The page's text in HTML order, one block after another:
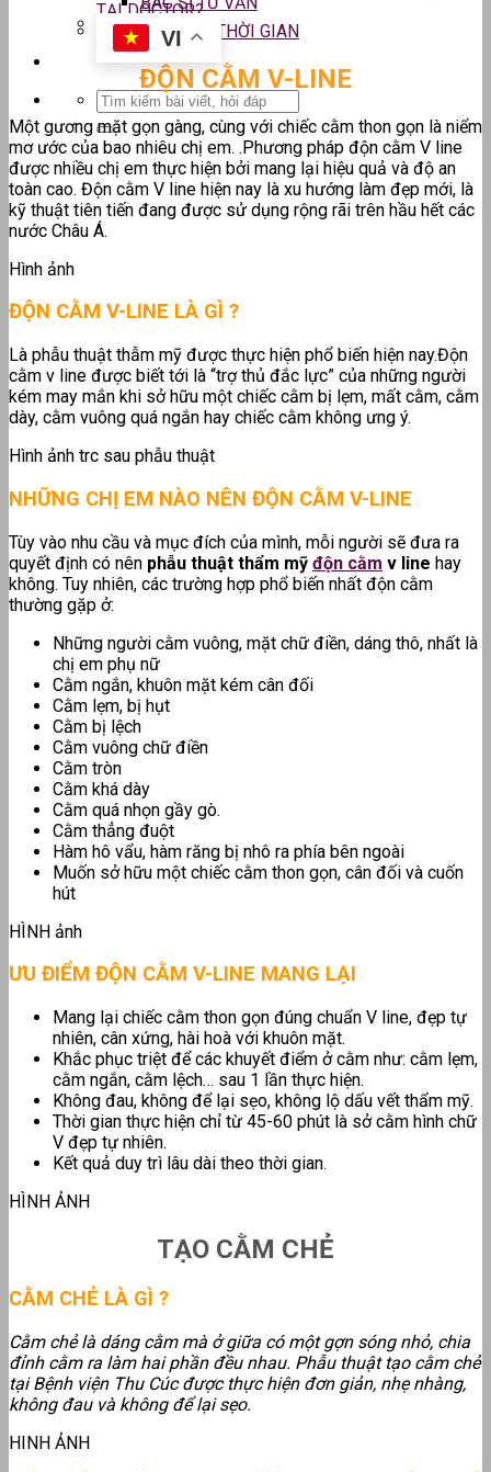
VI
TẠI DOCTOR?
2.6CHI PHÍ VÀ THỜI GIAN
ĐỘN CẰM V-LINE
Một gương mặt gọn gàng, cùng với chiếc cằm thon gọn là niểm
mơ ước của bao nhiêu chị em. .Phương pháp độn cằm V line
được nhiều chị em thực hiện bởi mang lại hiệu quả và độ an
toàn cao. Độn cằm V line hiện nay là xu hướng làm đẹp mới, là
kỹ thuật tiên tiến đang được sử dụng rộng rãi trên hầu hết các
nước Châu Á.
Hình ảnh
ĐỘN CẰM V-LINE LÀ GÌ ?
Là phẫu thuật thẫm mỹ được thực hiện phổ biến hiện nay.Độn
cằm v line được biết tới là “trợ thủ đắc lực” của những người
kém may mắn khi sở hữu một chiếc cằm bị lẹm, mất cằm, cằm
dày, cằm vuông quá ngắn hay chiếc cằm không ưng ý.
Hình ảnh trc sau phẫu thuật
NHỮNG CHỊ EM NÀO NÊN ĐỘN CẰM V-LINE
Tùy vào nhu cầu và mục đích của mình, mỗi người sẽ đưa ra
quyết định có nên phẫu thuật thẩm mỹ độn cằm v line hay
không. Tuy nhiên, các trường hợp phổ biến nhất độn cằm
thường gặp ở:
Những người cằm vuông, mặt chữ điền, dáng thô, nhất là
chị em phụ nữ
Cằm ngắn, khuôn mặt kém cân đối
Cằm lẹm, bị hụt
Cằm bị lệch
Cằm vuông chữ điền
Cằm tròn
Cằm khá dày
Cằm quá nhọn gầy gò.
Cằm thẳng đuột
Hàm hô vẩu, hàm răng bị nhô ra phía bên ngoài
Muốn sở hữu một chiếc cằm thon gọn, cân đối và cuốn
hút
HÌNH ảnh
ƯU ĐIỂM ĐỘN CẰM V-LINE MANG LẠI
Mang lại chiếc cằm thon gọn đúng chuẩn V line, đẹp tự
nhiên, cân xứng, hài hoà với khuôn mặt.
Khắc phục triệt để các khuyết điểm ở cằm như: cằm lẹm,
cằm ngắn, cằm lệch… sau 1 lần thực hiện.
Không đau, không để lại sẹo, không lộ dấu vết thẩm mỹ.
Thời gian thực hiện chỉ từ 45-60 phút là sở cằm hình chữ
V đẹp tự nhiên.
Kết quả duy trì lâu dài theo thời gian.
HÌNH ẢNH
TẠO CẰM CHẺ
CẰM CHẺ LÀ GÌ ?
Cằm chẻ là dáng cằm mà ở giữa có một gợn sóng nhỏ, chia
đỉnh cằm ra làm hai phần đều nhau. Phẫu thuật tạo cằm chẻ
tại Bệnh viện Thu Cúc được thực hiện đơn giản, nhẹ nhàng,
không đau và không để lại sẹo.
HINH ẢNH